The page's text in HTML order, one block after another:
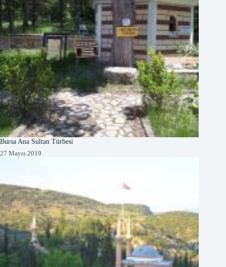
Bursa Ana Sultan Türbesi
27 Mayıs 2019